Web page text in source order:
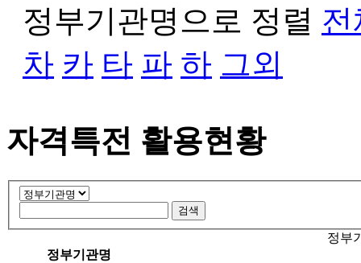
정부기관명으로 정렬 전
차 카 타 파 하 그외
자격특전 활용현황
정부
정부기관명